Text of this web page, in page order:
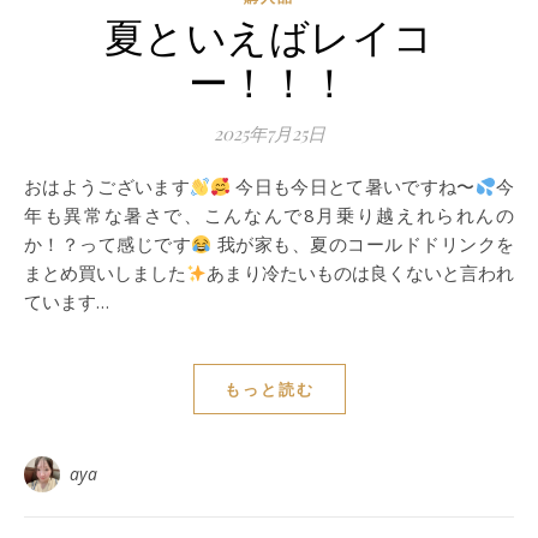
夏といえばレイコ
ー！！！
2025年7月25日
おはようございます 今日も今日とて暑いですね〜
今
年も異常な暑さで、こんなんで8月乗り越えれられんの
か！？って感じです
我が家も、夏のコールドドリンクを
まとめ買いしました
あまり冷たいものは良くないと言われ
ています…
もっと読む
aya